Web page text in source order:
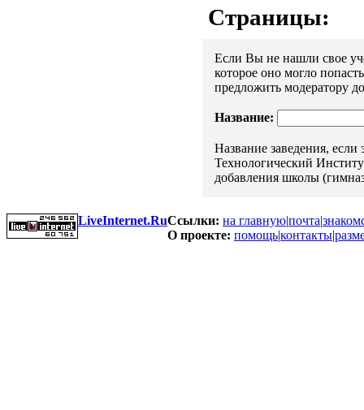
Страницы:
Если Вы не нашли свое
которое оно могло
предложить модератору
Название:
Название заведения,
Технологический
добавления школы
LiveInternet.RuСсылки: на главную|почта|
О проекте: помощь|контакты|